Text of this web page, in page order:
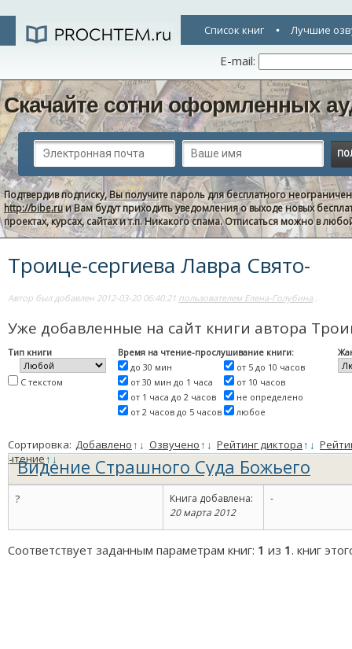
Список книг Лучшие
E-mail:
Скачайте сотни оформленных
Подтвердив подписку, Вы получите пароль для бесплатного
http://bibe.ruи Вам будут приходить уведомления о выходе новых
проектах, курсах, сайтах и т.п. Никакого спама. Отписаться можно в
Троице-сергиева Лавра Свято-
Автор был добавлен 2012-03-20 06:40:21 пользователем Елена-Голубина..
Уже добавленные на сайт книги автора
Тип книги
С текстом
Время на чтение-прослушивание книги:
до 30 мин
от 30 мин до 1 часа
от 1 часа до 2 часов
от 2 часов до 5 часов
от 5 до 10 часов
от 10 часов
не определено
любое
Сортировка: Добавлено↑ ↓ Озвучено↑ ↓ Рейтинг диктора↑ ↓
чтение↑↓
Видение Страшного Суда Божьего
?
Книга добавлена:
20 марта 2012
-
Соответствует заданным параметрам книг: 1 из 1. книг